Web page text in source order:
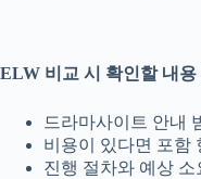
ELW 비교 시 확인할 내용
드라마사이트 안내
비용이 있다면 포함
진행 절차와 예상 소